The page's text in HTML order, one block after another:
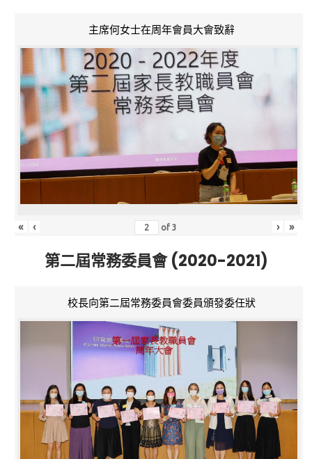
主席何女士在周年會員大會致辭
« ‹ of3 › »
第二屆常務委員會 (2020-2021)
校長向第二屆常務委員會委員頒發委任狀